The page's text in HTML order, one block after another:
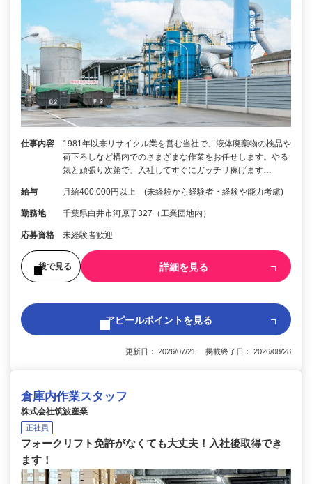
仕事内容
1981年以来リサイクル業を営む当社で、液体廃棄物の検品や
荷下ろしなど構内でのさまざまな作業をお任せします。やる
気と頑張り次第で、入社してすぐにガッチリ稼げます…
給与 月給400,000円以上 (未経験から経験者・経験や能力考慮)
勤務地 千葉県白井市河原子327（工業団地内）
応募資格 未経験者歓迎
後で見る 詳細を見る
アピールポイントを見る
更新日： 2026/07/21 掲載終了日： 2026/08/28
倉庫内作業スタッフ
株式会社筑波産業
正社員
フォークリフト免許がなくても大丈夫！入社後取得でき
ます！